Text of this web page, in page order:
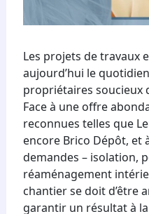
Les projets de travaux
aujourd’hui le
propriétaires soucieux
Face à une offre
reconnues telles que
encore Brico Dépôt, et
demandes – isolation,
réaménagement
chantier se doit d’être
garantir un résultat à